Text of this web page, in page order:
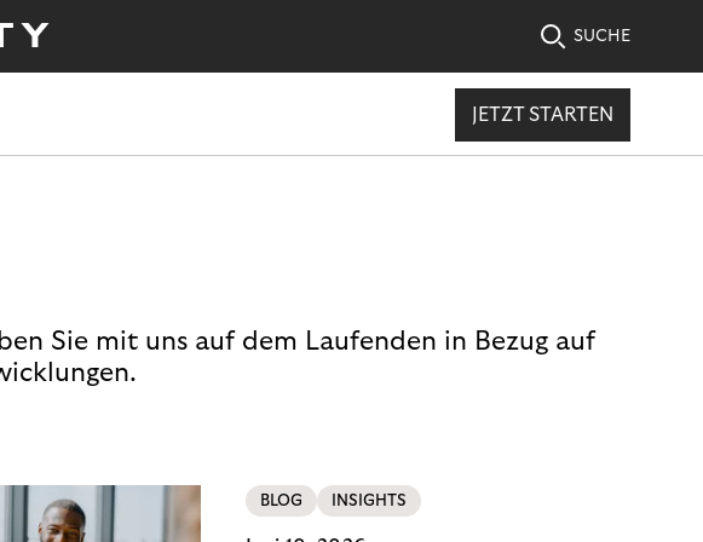
SUCHE
JETZT STARTEN
Sie mit uns auf dem Laufenden in Bezug auf
BLOG INSIGHTS